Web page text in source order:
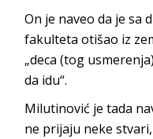
On je naveo da je sa
fakulteta otišao iz
„deca (tog
da idu“.
Milutinović je tada
ne prijaju neke